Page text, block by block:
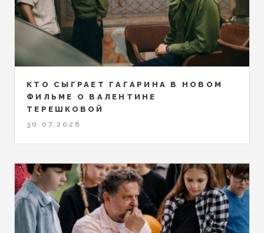
КТО СЫГРАЕТ ГАГАРИНА В НОВОМ
ФИЛЬМЕ О ВАЛЕНТИНЕ
ТЕРЕШКОВОЙ
30.07.2026